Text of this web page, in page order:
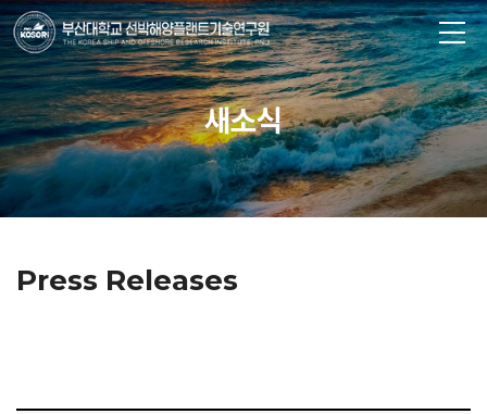
새소식
Press Releases